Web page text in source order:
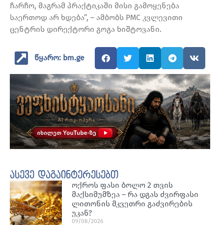
ჩარჩო, მაგრამ პრაქტიკაში მისი გამოყენება
საერთოდ არ ხდება”, – ამბობს PMC კვლევითი
ცენტრის დირექტორი გოგა ხიშტოვანი.
წყარო: bm.ge
ასევე დაგაინტერესებთ
ოქროს ფასი ბოლო 2 თვის
მაქსიმუმზეა – რა დგას ძვირფასი
ლითონის მკვეთრი გაძვირების
უკან?
09/08/2026